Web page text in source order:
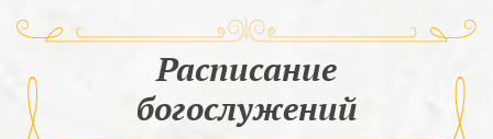
Расписание
богослужений